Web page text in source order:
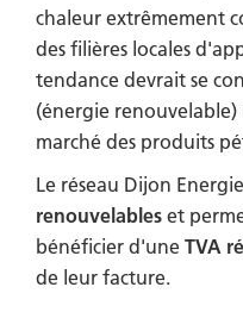
chaleur extrêmement
des filières locales
tendance devrait se
(énergie renouvelable)
marché des produits
Le réseau Dijon
renouvelables et
bénéficier d'une TVA
de leur facture.